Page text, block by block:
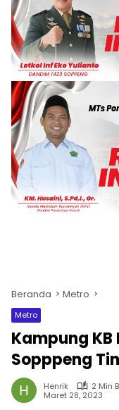
Beranda Metro
Metro
Kampung
Sopppeng
Henrik
2 Min
Maret 28, 2023